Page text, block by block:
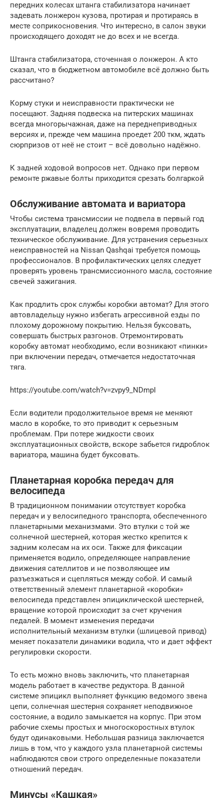
передних колесах штанга стабилизатора начинает
задевать лонжерон кузова, протирая и протираясь в
месте соприкосновения. Что интересно, в салон звуки
происходящего доходят не до всех и не всегда.
Штанга стабилизатора, сточенная о лонжерон. А кто
сказал, что в бюджетном автомобиле всё должно быть
рассчитано?
Корму стуки и неисправности практически не
посещают. Задняя подвеска на питерских машинах
всегда многорычажная, даже на переднеприводных
версиях и, прежде чем машина проедет 200 ткм, ждать
сюрпризов от неё не стоит – всё довольно надёжно.
К задней ходовой вопросов нет. Однако при первом
ремонте ржавые болты приходится срезать болгаркой
Обслуживание автомата и вариатора
Чтобы система трансмиссии не подвела в первый год
эксплуатации, владелец должен вовремя проводить
техническое обслуживание. Для устранения серьезных
неисправностей на Nissan Qashqai требуется помощь
профессионалов. В профилактических целях следует
проверять уровень трансмиссионного масла, состояние
свечей зажигания.
Как продлить срок службы коробки автомат? Для этого
автовладельцу нужно избегать агрессивной езды по
плохому дорожному покрытию. Нельзя буксовать,
совершать быстрых разгонов. Отремонтировать
коробку автомат необходимо, если возникают «пинки»
при включении передач, отмечается недостаточная
тяга.
https://youtube.com/watch?v=zvpy9_NDmpI
Если водители продолжительное время не меняют
масло в коробке, то это приводит к серьезным
проблемам. При потере жидкости своих
эксплуатационных свойств, вскоре забьется гидроблок
вариатора, машина будет буксовать.
Планетарная коробка передач для
велосипеда
В традиционном понимании отсутствует коробка
передач и у велосипедного транспорта, обеспеченного
планетарными механизмами. Это втулки с той же
солнечной шестерней, которая жестко крепится к
задним колесам на их оси. Также для фиксации
применяется водило, определяющее направление
движения сателлитов и не позволяющее им
разъезжаться и сцепляться между собой. И самый
ответственный элемент планетарной «коробки»
велосипеда представлен эпициклической шестерней,
вращение которой происходит за счет кручения
педалей. В момент изменения передачи
исполнительный механизм втулки (шлицевой привод)
меняет показатели динамики водила, что и дает эффект
регулировки скорости.
То есть можно вновь заключить, что планетарная
модель работает в качестве редуктора. В данной
системе эпицикл выполняет функцию ведомого звена
цепи, солнечная шестерня сохраняет неподвижное
состояние, а водило замыкается на корпус. При этом
рабочие схемы простых и многоскоростных втулок
будут одинаковыми. Небольшая разница заключается
лишь в том, что у каждого узла планетарной системы
наблюдаются свои строго определенные показатели
отношений передач.
Минусы «Кашкая»